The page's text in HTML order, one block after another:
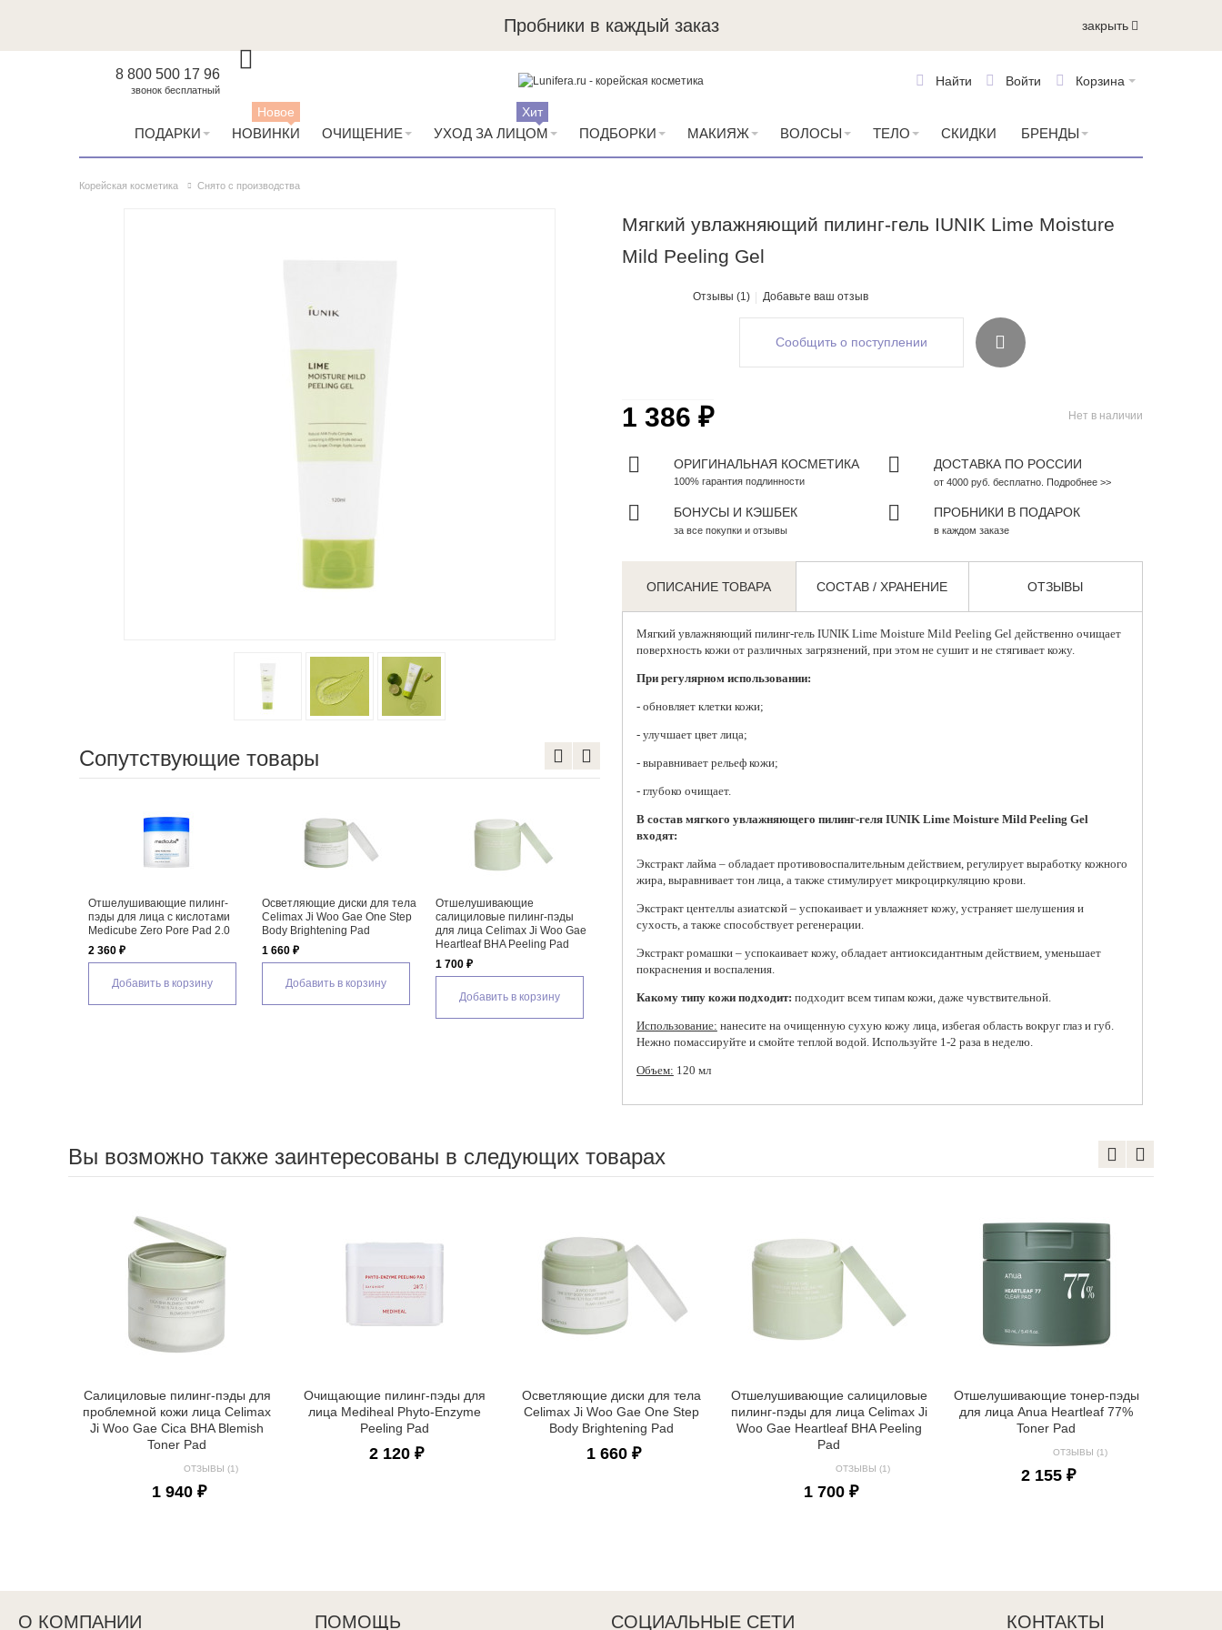
Пробники в каждый заказ закрыть
8 800 500 17 96
звонок бесплатный
Корзина
Войти
Найти
ПОДАРКИ НОВИНКИ
Новое
ОЧИЩЕНИЕ УХОД ЗА ЛИЦОМ
Хит
ПОДБОРКИ МАКИЯЖ ВОЛОСЫ ТЕЛО СКИДКИ БРЕНДЫ
Корейская косметика Снято с производства
Мягкий увлажняющий пилинг-гель IUNIK Lime Moisture
Mild Peeling Gel
Отзывы (1) Добавьте ваш отзыв
Сопутствующие товары
Осветляющие диски для тела
Celimax Ji Woo Gae One Step
Body Brightening Pad
1 660 ₽
Добавить в корзину
Отшелушивающие
салициловые пилинг-пэды
для лица Celimax Ji Woo Gae
Heartleaf BHA Peeling Pad
1 700 ₽
Отшелушивающая пилинг-
скатка для лица Anua
Heartleaf LHA Moisture Peeling
Gel
1 515 ₽
Добавить в корзину
Салициловые пилинг-пэды
для проблемной кожи лица
Celimax Ji Woo Gae Cica BHA
Добавить в корзину
лица Mediheal Phyto-Enzyme
Peeling Pad
2 120 ₽
пэды для лица Anua Heartleaf
2 155 ₽
Сообщить о поступлении
Нет в наличии
1 386 ₽
ОРИГИНАЛЬНАЯ КОСМЕТИКА
100% гарантия подлинности
ДОСТАВКА ПО РОССИИ
от 4000 руб. бесплатно. Подробнее >>
БОНУСЫ И КЭШБЕК
за все покупки и отзывы
ПРОБНИКИ В ПОДАРОК
в каждом заказе
ОПИСАНИЕ ТОВАРА СОСТАВ / ХРАНЕНИЕ ОТЗЫВЫ
Мягкий увлажняющий пилинг-гельIUNIK Lime Moisture Mild Peeling Gel действенно очищает
поверхность кожи от различных загрязнений, при этом не сушит и не стягивает кожу.
При регулярном использовании:
- обновляет клетки кожи;
- улучшает цвет лица;
- выравнивает рельеф кожи;
- глубоко очищает.
В состав мягкого увлажняющего пилинг-геля IUNIK Lime Moisture Mild Peeling Gel
входят:
Экстракт лайма – обладает противовоспалительным действием, регулирует выработку кожного
жира, выравнивает тон лица, а также стимулирует микроциркуляцию крови.
Экстракт центеллы азиатской – успокаивает и увлажняет кожу, устраняет шелушения и
сухость, а также способствует регенерации.
Экстракт ромашки – успокаивает кожу, обладает антиоксидантным действием, уменьшает
покраснения и воспаления.
Какому типу кожи подходит: подходит всем типам кожи, даже чувствительной.
Использование: нанесите на очищенную сухую кожу лица, избегая область вокруг глаз и губ.
Нежно помассируйте и смойте теплой водой. Используйте 1-2 раза в неделю.
Объем: 120 мл
Вы возможно также заинтересованы в следующих товарах
Салициловые пилинг-пэды для
проблемной кожи лица Celimax
Ji Woo Gae Cica BHA Blemish
Toner Pad
ОТЗЫВЫ (1)
1 940 ₽
Очищающие пилинг-пэды для
лица Mediheal Phyto-Enzyme
Peeling Pad
2 120 ₽
Осветляющие диски для тела
Celimax Ji Woo Gae One Step
Body Brightening Pad
1 660 ₽
Отшелушивающие салициловые
пилинг-пэды для лица Celimax Ji
Woo Gae Heartleaf BHA Peeling
Pad
ОТЗЫВЫ (1)
1 700 ₽
Отшелушивающие тонер-пэды
для лица Anua Heartleaf 77%
Toner Pad
ОТЗЫВЫ (1)
2 155 ₽
О КОМПАНИИ ПОМОЩЬ СОЦИАЛЬНЫЕ СЕТИ КОНТАКТЫ